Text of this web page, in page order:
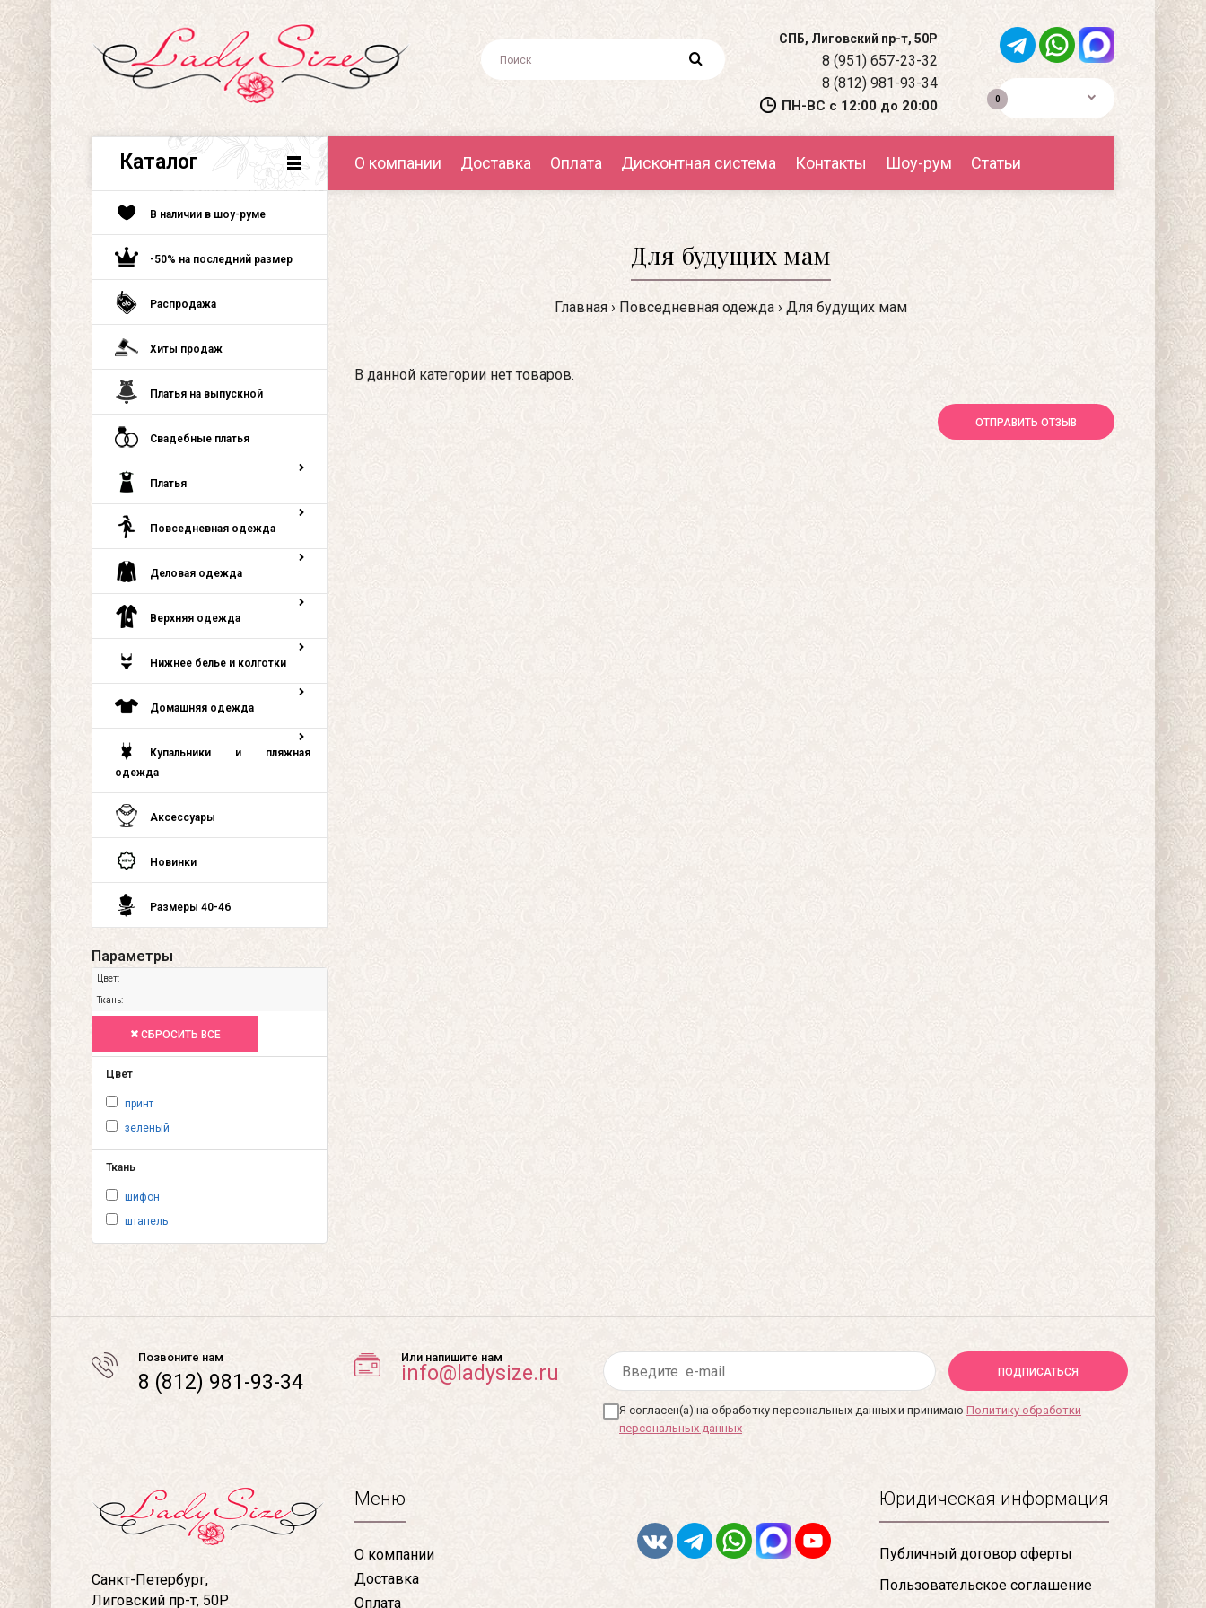
СПБ, Лиговский пр-т, 50Р
8 (951) 657-23-32
8 (812) 981-93-34
ПН-ВС с 12:00 до 20:00 0
Каталог
В наличии в шоу-руме
-50% на последний размер
Распродажа
Хиты продаж
Платья на выпускной
Свадебные платья
Платья
Повседневная одежда
Деловая одежда
Верхняя одежда
Нижнее белье и колготки
Домашняя одежда
Купальники и пляжная
одежда
Аксессуары
Новинки
Размеры 40-46
О компании Доставка Оплата Дисконтная система Контакты Шоу-рум Статьи
Для будущих мам
Главная Повседневная одежда Для будущих мам
Параметры
Цвет:
Ткань:
СБРОСИТЬ ВСЕ
Цвет
принт
зеленый
Ткань
шифон
штапель
В данной категории нет товаров.
ОТПРАВИТЬ ОТЗЫВ
Позвоните нам
8 (812) 981-93-34
Или напишите нам
info@ladysize.ru ПОДПИСАТЬСЯ
Я согласен(а) на обработку персональных данных и принимаю Политику обработки
персональных данных
Санкт-Петербург,
Лиговский пр-т, 50Р
Меню
О компании
Доставка
Оплата
Юридическая информация
Публичный договор оферты
Пользовательское соглашение